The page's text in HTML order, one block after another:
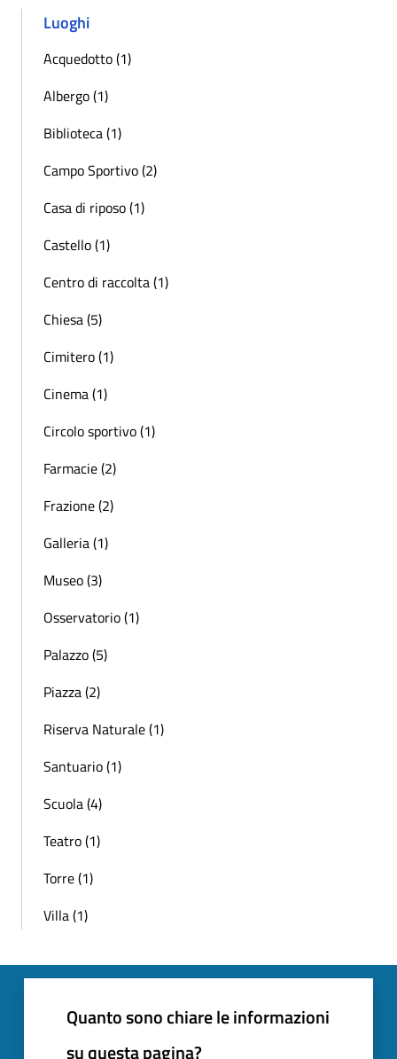
Luoghi
Acquedotto (1)
Albergo (1)
Biblioteca (1)
Campo Sportivo (2)
Casa di riposo (1)
Castello (1)
Centro di raccolta (1)
Chiesa (5)
Cimitero (1)
Cinema (1)
Circolo sportivo (1)
Farmacie (2)
Frazione (2)
Galleria (1)
Museo (3)
Osservatorio (1)
Palazzo (5)
Piazza (2)
Riserva Naturale (1)
Santuario (1)
Scuola (4)
Teatro (1)
Torre (1)
Villa (1)
Quanto sono chiare le informazioni
su questa pagina?